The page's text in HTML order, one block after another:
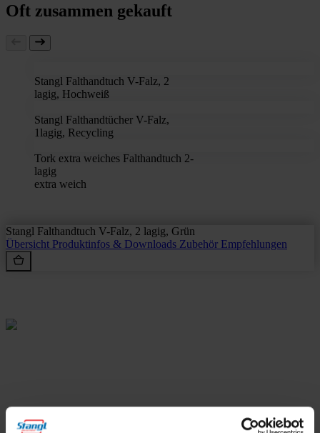
Oft zusammen gekauft
Stangl Falthandtuch V-Falz, 2
lagig, Hochweiß
Stangl Falthandtücher V-Falz,
1lagig, Recycling
Tork extra weiches Falthandtuch 2-
lagig
extra weich
Stangl Falthandtuch V-Falz, 2 lagig, Grün
Übersicht Produktinfos & Downloads Zubehör Empfehlungen